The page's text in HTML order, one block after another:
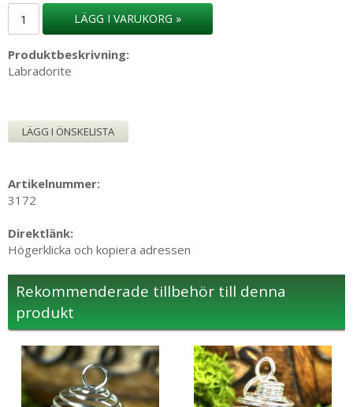
LÄGG I VARUKORG »
Produktbeskrivning:
Labradorite
LÄGG I ÖNSKELISTA
Artikelnummer:
3172
Direktlänk:
Högerklicka och kopiera adressen
Rekommenderade tillbehör till denna
produkt